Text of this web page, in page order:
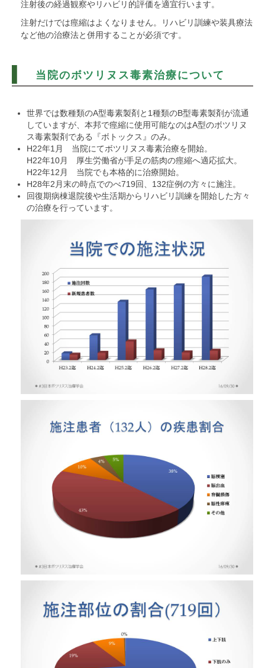
注射後の経過観察やリハビリ的評価を適宜行います。
注射だけでは痙縮はよくなりません。リハビリ訓練や装具療法
など他の治療法と併用することが必須です。
当院のボツリヌス毒素治療について
世界では数種類のA型毒素製剤と1種類のB型毒素製剤が流通
していますが、本邦で痙縮に使用可能なのはA型のボツリヌ
ス毒素製剤である『ボトックス』のみ。
H22年1月 当院にてボツリヌス毒素治療を開始。
H22年10月 厚生労働省が手足の筋肉の痙縮へ適応拡大。
H22年12月 当院でも本格的に治療開始。
H28年2月末の時点でのべ719回、132症例の方々に施注。
回復期病棟退院後や生活期からリハビリ訓練を開始した方々
の治療を行っています。